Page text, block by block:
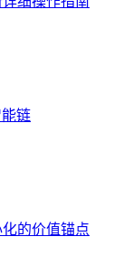
链
的价值锚点